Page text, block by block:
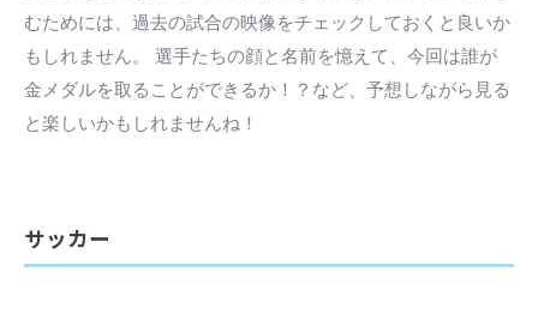
むためには、過去の試合の映像をチェックしておくと良いか
もしれません。 選手たちの顔と名前を憶えて、今回は誰が
金メダルを取ることができるか！？など、予想しながら見る
と楽しいかもしれませんね！
サッカー